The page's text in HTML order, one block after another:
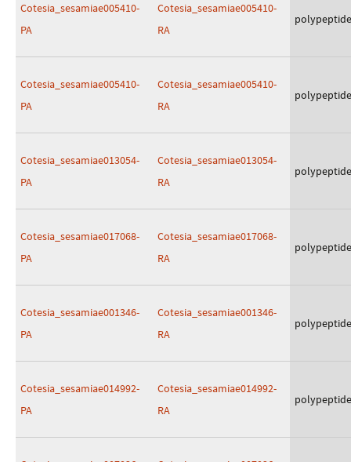
Cotesia_sesamiae005410-
PA
Cotesia_sesamiae005410-
RA
polypeptide
Cotesia_sesamiae005410-
PA
Cotesia_sesamiae005410-
RA
polypeptide
Cotesia_sesamiae013054-
PA
Cotesia_sesamiae013054-
RA
polypeptide
Cotesia_sesamiae017068-
PA
Cotesia_sesamiae017068-
RA
polypeptide
Cotesia_sesamiae001346-
PA
Cotesia_sesamiae001346-
RA
polypeptide
Cotesia_sesamiae014992-
PA
Cotesia_sesamiae014992-
RA
polypeptide